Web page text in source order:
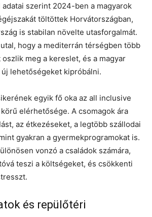
adatai szerint 2024-ben a magyarok
töltöttek Horvátországban,
is stabilan növelte utasforgalmát.
hogy a mediterrán térségben több
meg a kereslet, és a magyar
lehetőségeket kipróbálni.
egyik fő oka az all inclusive
elérhetősége. A csomagok ára
az étkezéseket, a legtöbb szállodai
gyakran a gyermekprogramokat is.
vonzó a családok számára,
teszi a költségeket, és csökkenti
és repülőtéri